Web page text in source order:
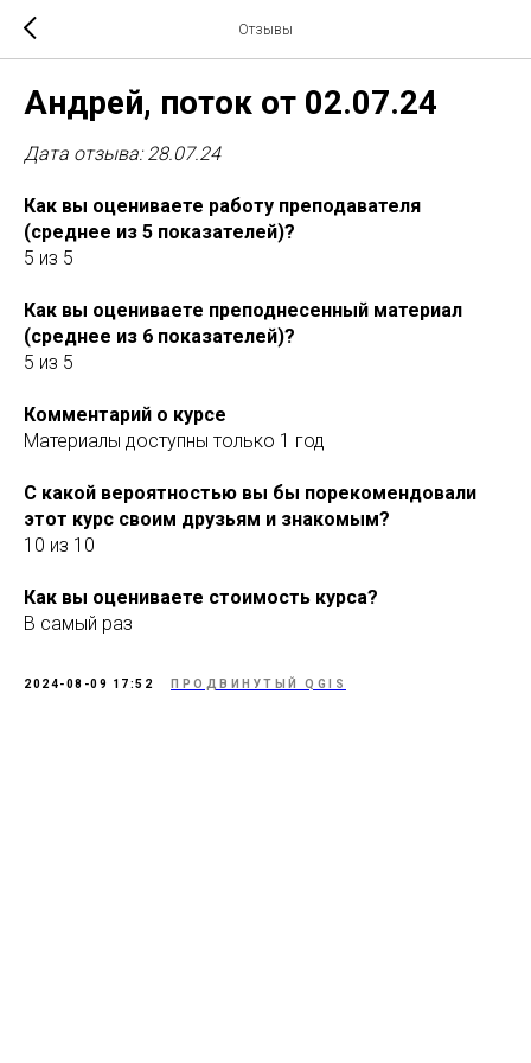
Отзывы
Андрей, поток от 02.07.24
Дата отзыва: 28.07.24
Как вы оцениваете работу преподавателя
(среднее из 5 показателей)?
5 из 5
Как вы оцениваете преподнесенный материал
(среднее из 6 показателей)?
5 из 5
Комментарий о курсе
Материалы доступны только 1 год
С какой вероятностью вы бы порекомендовали
этот курс своим друзьям и знакомым?
10 из 10
Как вы оцениваете стоимость курса?
В самый раз
2024-08-09 17:52 ПРОДВИНУТЫЙ QGIS